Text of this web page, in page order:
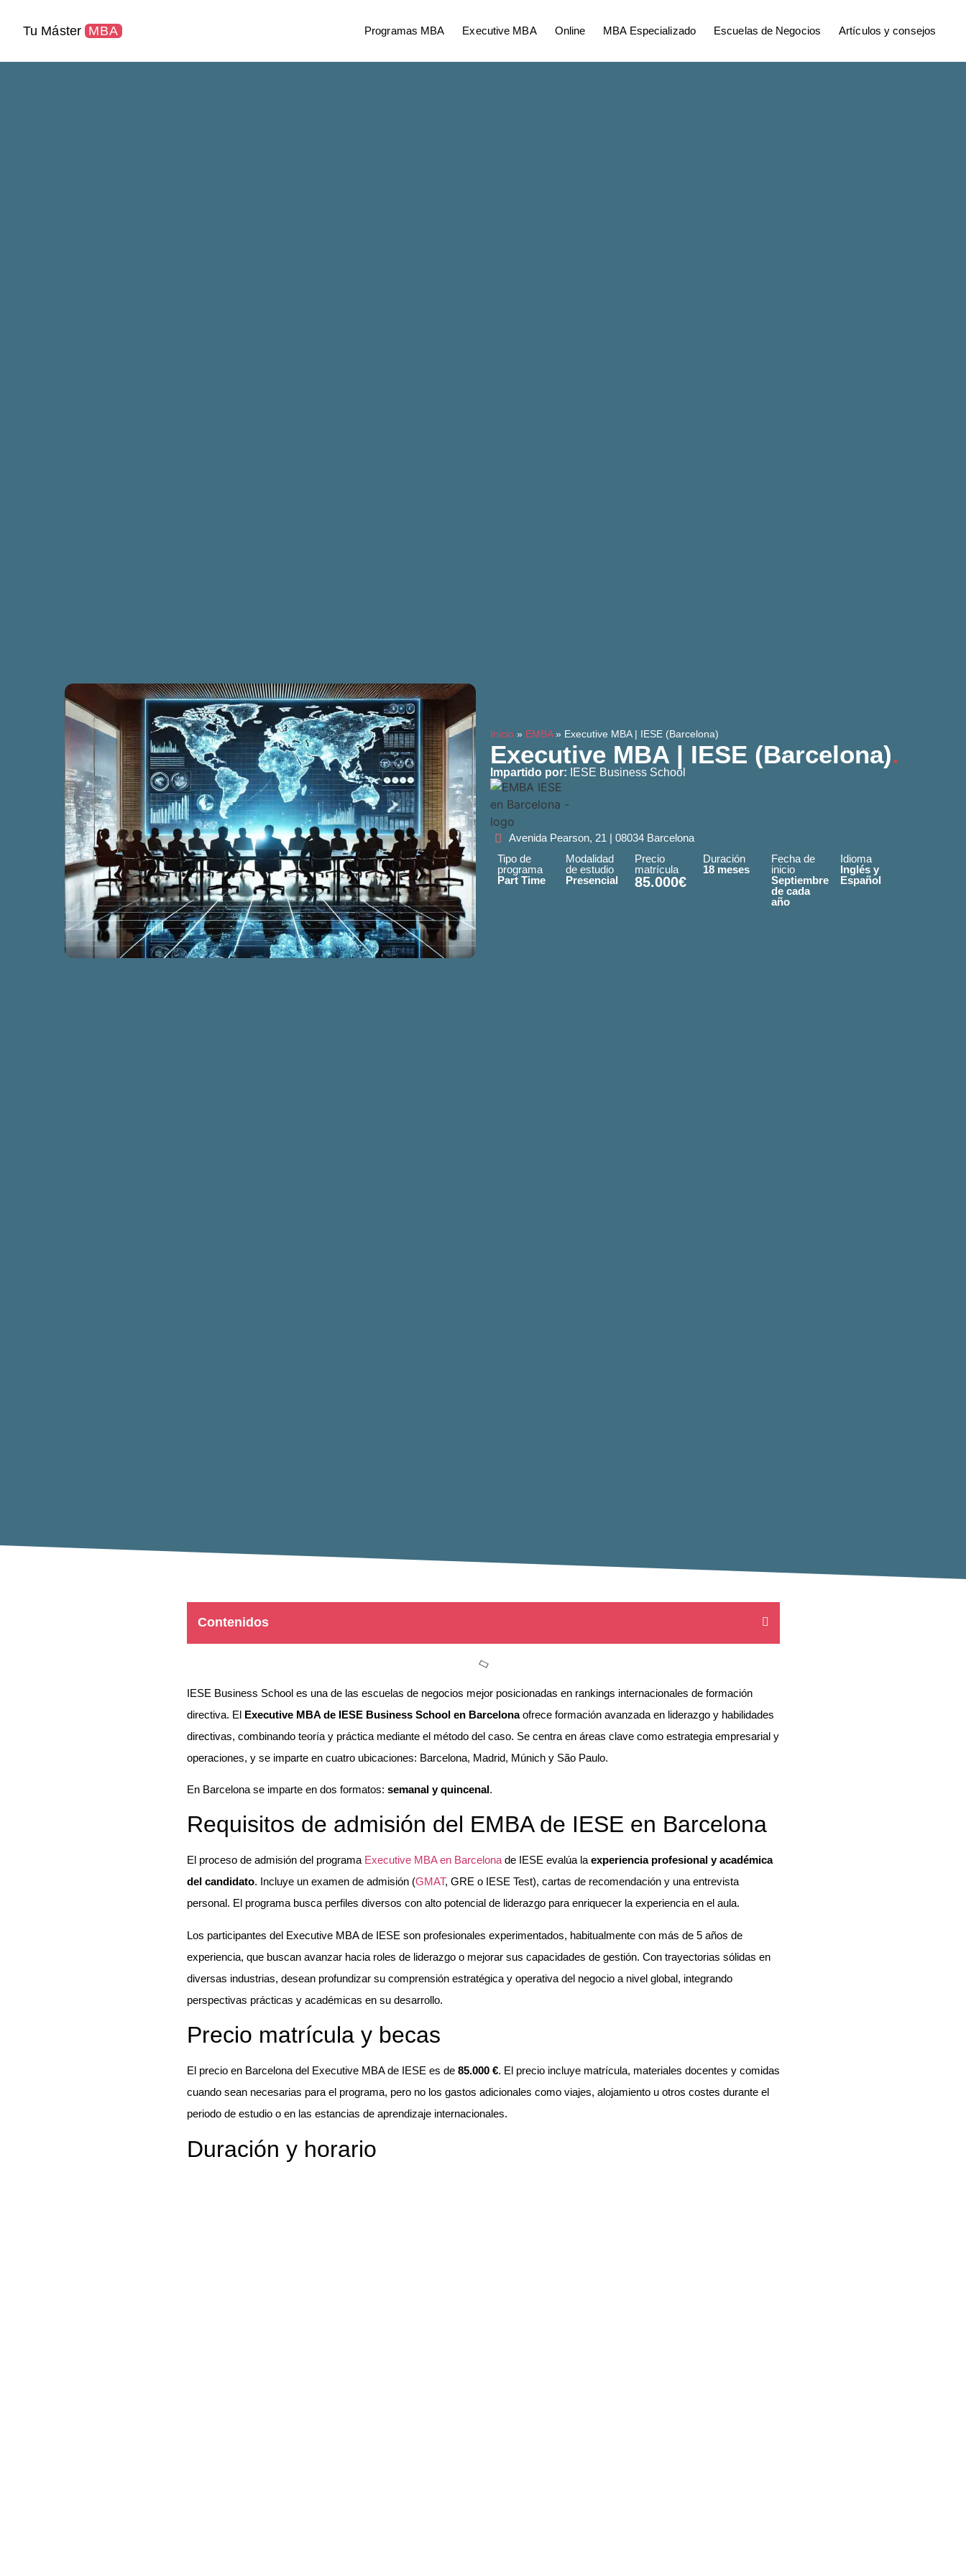
Tu Máster MBA Programas MBA Executive MBA Online MBA Especializado Escuelas de Negocios Artículos y consejos
Inicio » EMBA» Executive MBA | IESE (Barcelona)
Executive MBA | IESE (Barcelona).
Impartido por: IESE Business School
Avenida Pearson, 21 | 08034 Barcelona
Tipo de
programa
Part Time
Modalidad
de estudio
Presencial
Precio
matrícula
85.000€
Duración
18 meses
Fecha de
inicio
Septiembre
de cada
año
Idioma
Inglés y
Español
Contenidos
IESE Business School es una de las escuelas de negocios mejor posicionadas en rankings internacionales de formación
directiva. El Executive MBA de IESE Business School en Barcelonaofrece formación avanzada en liderazgo y habilidades
directivas, combinando teoría y práctica mediante el método del caso. Se centra en áreas clave como estrategia empresarial y
operaciones, y se imparte en cuatro ubicaciones: Barcelona, Madrid, Múnich y São Paulo.
En Barcelona se imparte en dos formatos: semanal y quincenal.
Requisitos de admisión del EMBA de IESE en Barcelona
El proceso de admisión del programa Executive MBA en Barcelonade IESE evalúa la experiencia profesional y académica
del candidato. Incluye un examen de admisión (GMAT, GRE o IESE Test), cartas de recomendación y una entrevista
personal. El programa busca perfiles diversos con alto potencial de liderazgo para enriquecer la experiencia en el aula.
Los participantes del Executive MBA de IESE son profesionales experimentados, habitualmente con más de 5 años de
experiencia, que buscan avanzar hacia roles de liderazgo o mejorar sus capacidades de gestión. Con trayectorias sólidas en
diversas industrias, desean profundizar su comprensión estratégica y operativa del negocio a nivel global, integrando
perspectivas prácticas y académicas en su desarrollo.
Precio matrícula y becas
El precio en Barcelona del Executive MBA de IESE es de 85.000 €. El precio incluye matrícula, materiales docentes y comidas
cuando sean necesarias para el programa, pero no los gastos adicionales como viajes, alojamiento u otros costes durante el
periodo de estudio o en las estancias de aprendizaje internacionales.
Duración y horario